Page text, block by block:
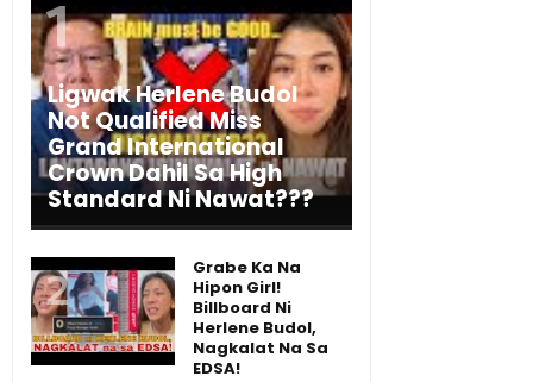
Ligwak Herlene Budol
Not Qualified Miss
Grand International
Crown Dahil Sa High
Standard Ni Nawat???
Grabe Ka Na
Hipon Girl!
Billboard Ni
Herlene Budol,
Nagkalat Na Sa
EDSA!